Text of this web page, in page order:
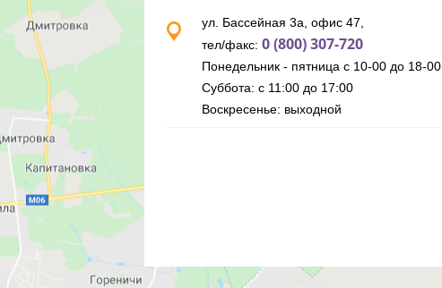
ул. Бассейная 3а, офис 47,
тел/факс: 0 (800) 307-720
Понедельник - пятница с 10-00 до 18-00,
Суббота: с 11:00 до 17:00
Воскресенье: выходной